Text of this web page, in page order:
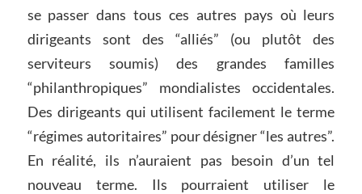
se passer dans tous ces autres pays où leurs
dirigeants sont des “alliés” (ou plutôt des
serviteurs soumis) des grandes familles
“philanthropiques” mondialistes occidentales.
Des dirigeants qui utilisent facilement le terme
“régimes autoritaires” pour désigner “les autres”.
En réalité, ils n’auraient pas besoin d’un tel
nouveau terme. Ils pourraient utiliser le